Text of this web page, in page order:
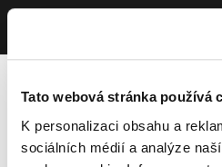
Tato webová stránka používá
K personalizaci obsahu a
sociálních médií a analýze